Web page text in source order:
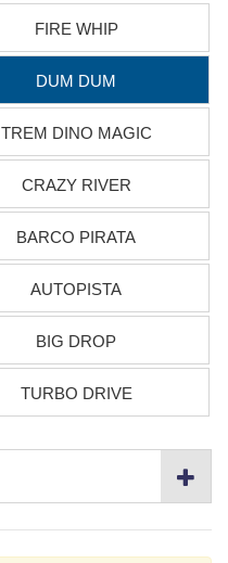
FIRE WHIP
DUM DUM
TREM DINO MAGIC
CRAZY RIVER
BARCO PIRATA
AUTOPISTA
BIG DROP
TURBO DRIVE